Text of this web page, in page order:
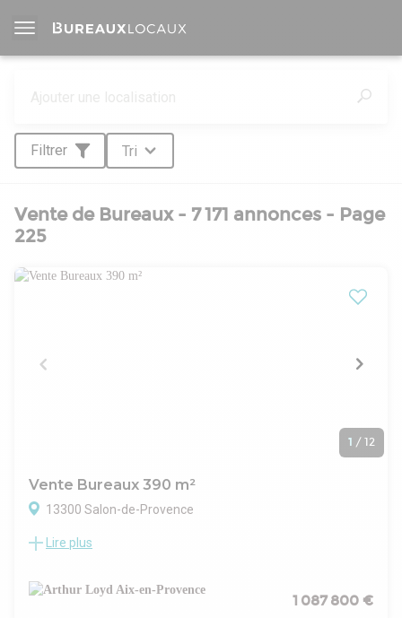
Filtrer Tri
Vente de Bureaux - 7 171 annonces - Page
225
1 / 12
Vente Bureaux 390 m²
13300 Salon-de-Provence
Arthur Loyd Figuière Immobilier propose à la vente un
Provence, idéal pour les entreprises recherchant un espace
fonctionnel et sécurisé. Implanté sur un terrain clos, cet
Lire plus
1 087 800 €